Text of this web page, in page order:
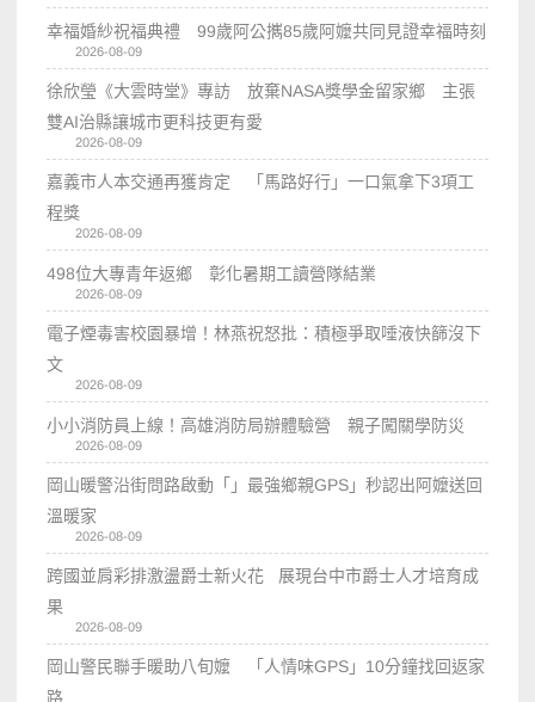
幸福婚紗祝福典禮 99歲阿公𢹂85歲阿嬤共同見證幸福時刻
2026-08-09
徐欣瑩《大雲時堂》專訪 放棄NASA獎學金留家鄉 主張
雙AI治縣讓城市更科技更有愛
2026-08-09
嘉義市人本交通再獲肯定 「馬路好行」一口氣拿下3項工
程獎
2026-08-09
498位大專青年返鄉 彰化暑期工讀營隊結業
2026-08-09
電子煙毒害校園暴增！林燕祝怒批：積極爭取唾液快篩沒下
文
2026-08-09
小小消防員上線！高雄消防局辦體驗營 親子闖關學防災
2026-08-09
岡山暖警沿街問路啟動「」最強鄉親GPS」秒認出阿嬤送回
溫暖家
2026-08-09
跨國並肩彩排激盪爵士新火花 展現台中市爵士人才培育成
果
2026-08-09
岡山警民聯手暖助八旬嬤 「人情味GPS」10分鐘找回返家
路